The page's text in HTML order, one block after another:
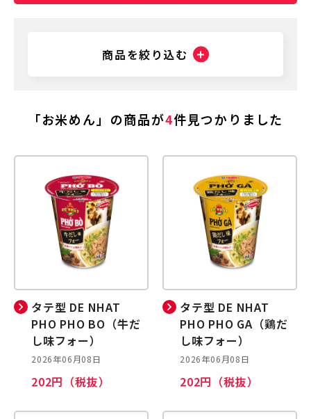
商品を絞り込む
「お米めん」の商品が4件見つかりました
タテ型 DE NHAT
PHO PHO BO（牛だ
し味フォー）
2026年06月08日
202円（税抜）
タテ型 DE NHAT
PHO PHO GA（鶏だ
し味フォー）
2026年06月08日
202円（税抜）